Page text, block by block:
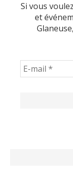
Si vous
et